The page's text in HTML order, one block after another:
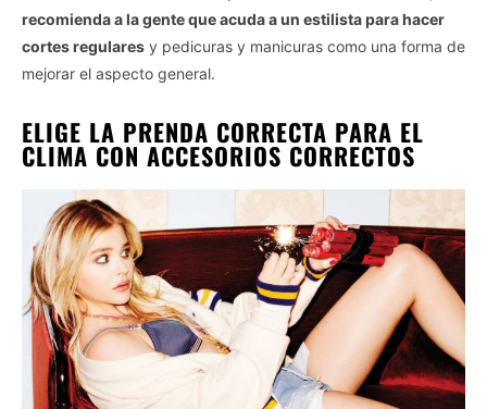
recomienda a la gente que acuda a un estilista para hacer
cortes regulares y pedicuras y manicuras como una forma de
mejorar el aspecto general.
ELIGE LA PRENDA CORRECTA PARA EL
CLIMA CON ACCESORIOS CORRECTOS